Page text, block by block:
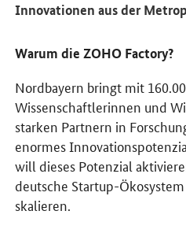
Innovationen aus der
Warum die ZOHO Factory?
Nordbayern bringt mit
Wissenschaftlerinnen und
starken Partnern in
enormes
will dieses Potenzial
deutsche Startup-
skalieren.